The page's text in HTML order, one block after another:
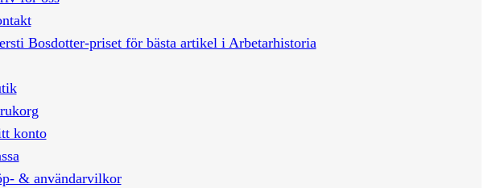
Bosdotter-priset för bästa artikel i Arbetarhistoria
konto
& användarvilkor